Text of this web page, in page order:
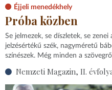
Éjjeli menedékhely
Próba közben
Se jelmezek, se díszletek, se
jelzésértékű szék, nagyméretű
színészek. Még minden a
Nemzeti Magazin, II.